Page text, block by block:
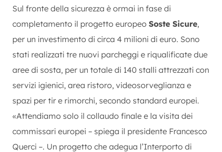
Sul fronte della sicurezza è ormai in fase di
completamento il progetto europeo Soste Sicure,
per un investimento di circa 4 milioni di euro. Sono
stati realizzati tre nuovi parcheggi e riqualificate due
aree di sosta, per un totale di 140 stalli attrezzati con
servizi igienici, area ristoro, videosorveglianza e
spazi per tir e rimorchi, secondo standard europei.
«Attendiamo solo il collaudo finale e la visita dei
commissari europei – spiega il presidente Francesco
Querci –. Un progetto che adegua l’Interporto di